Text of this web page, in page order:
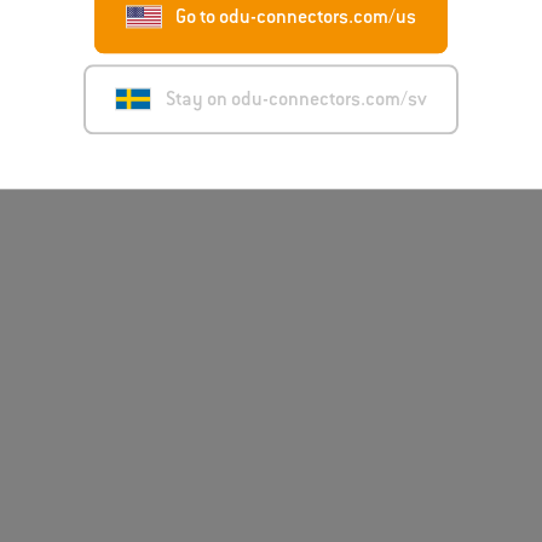
Go to odu-connectors.com/us
Stay on odu-connectors.com/sv